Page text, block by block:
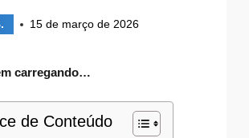
15 de março de 2026
carregando…
de Conteúdo